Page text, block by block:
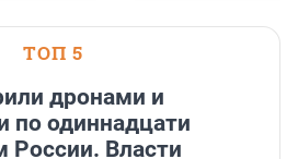
ТОП 5
дронами и
по одиннадцати
России. Власти